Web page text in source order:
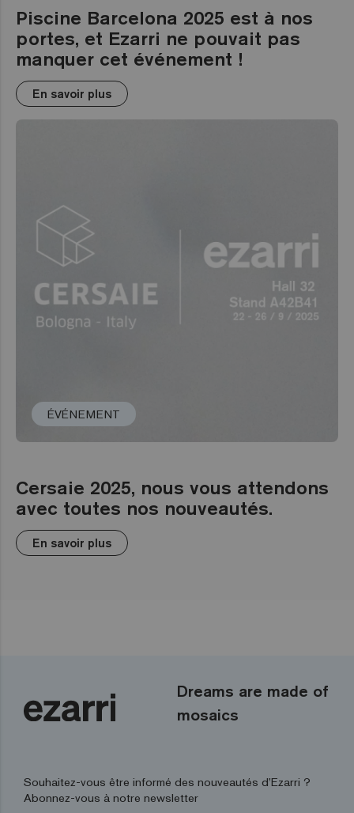
Piscine Barcelona 2025 est à nos
portes, et Ezarri ne pouvait pas
manquer cet événement !
En savoir plus
ÉVÉNEMENT
Cersaie 2025, nous vous attendons
avec toutes nos nouveautés.
En savoir plus
Dreams are made of
mosaics
Souhaitez-vous être informé des nouveautés d’Ezarri ?
Abonnez-vous à notre newsletter